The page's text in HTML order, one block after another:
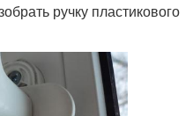
ручку пластикового